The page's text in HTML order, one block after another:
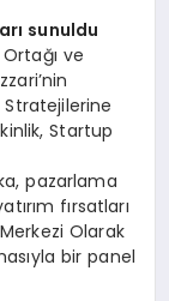
sunuldu
ve
Stratejilerine
Startup
pazarlama
fırsatları
Olarak
bir panel